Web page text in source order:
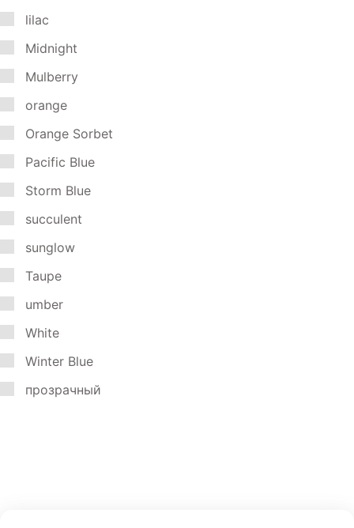
lilac
Midnight
Mulberry
orange
Orange Sorbet
Pacific Blue
Storm Blue
succulent
sunglow
Taupe
umber
White
Winter Blue
прозрачный